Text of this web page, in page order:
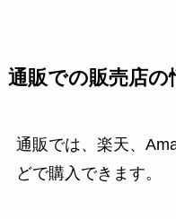
通販での販売店の
通販では、楽天、
どで購入できます。